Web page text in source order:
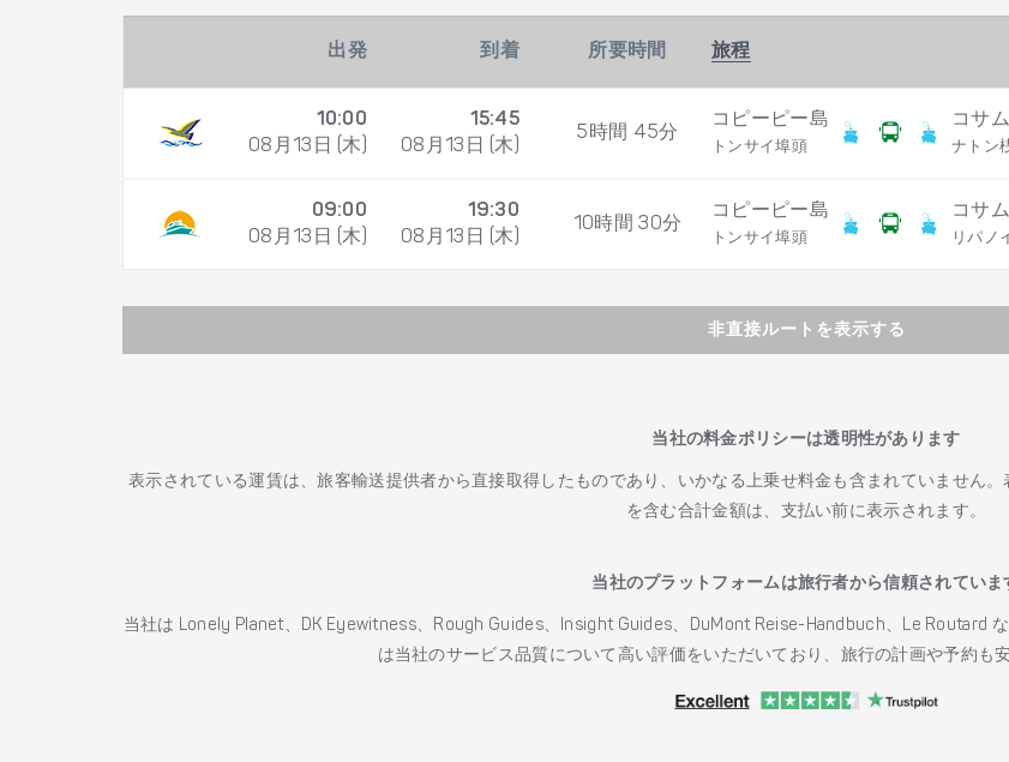
出発 到着 所要時間 旅程
10:00
08月13日 (木)
15:45
08月13日 (木)
5時間 45分
コピーピー島
トンサイ埠頭
コサ
ナトン
09:00
08月13日 (木)
19:30
08月13日 (木)
10時間 30分
コピーピー島
トンサイ埠頭
コサ
リパノ
非直接ルートを表示する
当社の料金ポリシーは透明性があります
表示されている運賃は、旅客輸送提供者から直接取得したものであり、いかなる上乗せ料金も含まれていません
を含む合計金額は、支払い前に表示されます。
当社のプラットフォームは旅行者から信頼されていま
当社は Lonely Planet、DK Eyewitness、Rough Guides、Insight Guides、DuMont Reise-Handbuch、Le Routard
は当社のサービス品質について高い評価をいただいており、旅行の計画や予約も